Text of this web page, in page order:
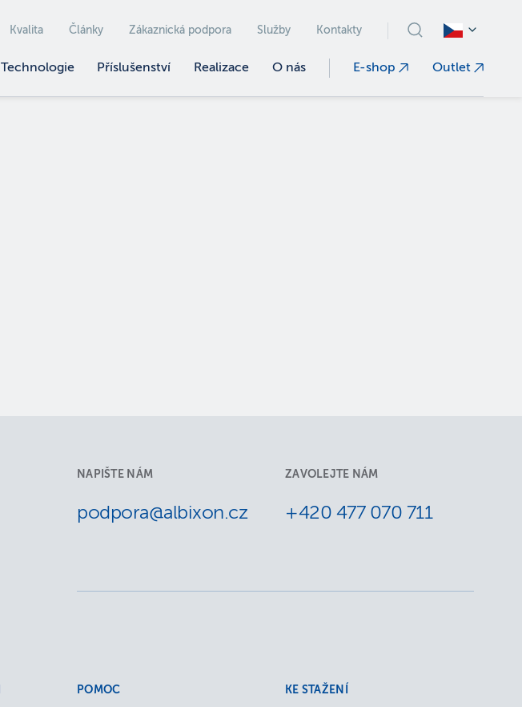
Kvalita Články Zákaznická podpora Služby Kontakty
Technologie Příslušenství Realizace O nás E-shop Outlet
NAPIŠTE NÁM
podpora@albixon.cz
ZAVOLEJTE NÁM
+420 477 070 711
POMOC KE STAŽENÍ